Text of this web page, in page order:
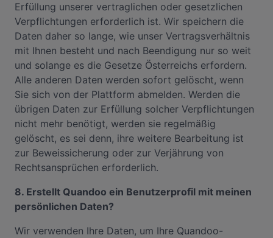
Erfüllung unserer vertraglichen oder gesetzlichen
Verpflichtungen erforderlich ist. Wir speichern die
Daten daher so lange, wie unser Vertragsverhältnis
mit Ihnen besteht und nach Beendigung nur so weit
und solange es die Gesetze Österreichs erfordern.
Alle anderen Daten werden sofort gelöscht, wenn
Sie sich von der Plattform abmelden. Werden die
übrigen Daten zur Erfüllung solcher Verpflichtungen
nicht mehr benötigt, werden sie regelmäßig
gelöscht, es sei denn, ihre weitere Bearbeitung ist
zur Beweissicherung oder zur Verjährung von
Rechtsansprüchen erforderlich.
8. Erstellt Quandoo ein Benutzerprofil mit meinen
persönlichen Daten?
Wir verwenden Ihre Daten, um Ihre Quandoo-